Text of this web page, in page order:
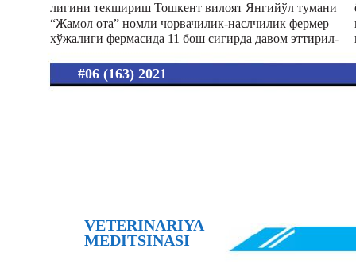
#06 (163) 2021
лигини текшириш Тошкент вилоят Янгийўл тумани
“Жамол ота” номли чорвачилик-наслчилик фермер
хўжалиги фермасида 11 бош сигирда давом эттирил-
VETERINARIYA
MEDITSINASI